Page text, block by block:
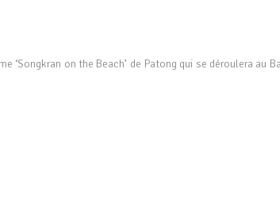
‘Songkran on the Beach’ de Patong qui se déroulera au